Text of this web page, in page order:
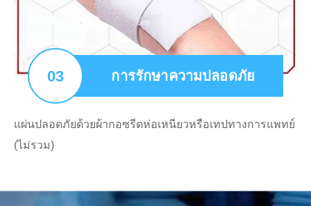
03 การรักษาความปลอดภัย
แผ่นปลอดภัยด้วยผ้ากอซรีดห่อเหนียวหรือเทปทางการแพทย์
(ไม่รวม)